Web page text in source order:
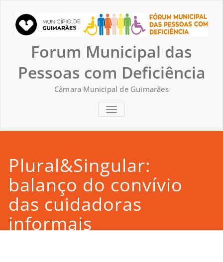
content
Forum Municipal das
Pessoas com Deficiência
Câmara Municipal de Guimarães
TOGGLE NAVIGATION
Plural&Singular:
balanço do convívio
das cuidadoras
informais